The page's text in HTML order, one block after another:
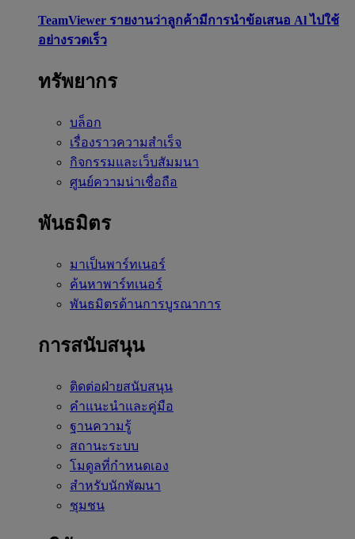
TeamViewer รายงานว่าลูกค้ามีการนำข้อเสนอ Al ไปใช้
อย่างรวดเร็ว
ทรัพยากร
บล็อก
เรื่องราวความสำเร็จ
กิจกรรมและเว็บสัมมนา
ศูนย์ความน่าเชื่อถือ
พันธมิตร
มาเป็นพาร์ทเนอร์
ค้นหาพาร์ทเนอร์
พันธมิตรด้านการบูรณาการ
การสนับสนุน
ติดต่อฝ่ายสนับสนุน
คำแนะนำและคู่มือ
ฐานความรู้
สถานะระบบ
โมดูลที่กำหนดเอง
สำหรับนักพัฒนา
ชุมชน